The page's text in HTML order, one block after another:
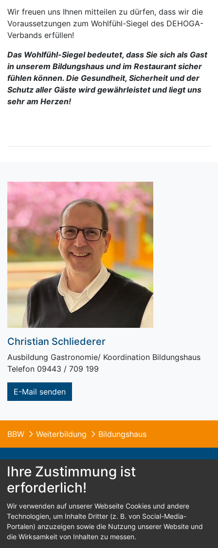
Wir freuen uns Ihnen mitteilen zu dürfen, dass wir die
Voraussetzungen zum Wohlfühl-Siegel des DEHOGA-
Verbands erfüllen!
Das Wohlfühl-Siegel bedeutet, dass Sie sich als Gast
in unserem Bildungshaus und im Restaurant sicher
fühlen können. Die Gesundheit, Sicherheit und der
Schutz aller Gäste wird gewährleistet und liegt uns
sehr am Herzen!
Christian Schliederer
Ausbildung Gastronomie/ Koordination Bildungshaus
Telefon 09443 / 709 199
E-Mail senden
BBW Weiterbildung Bildungshaus
© 2026 B.B.W. St. Franziskus Abensberg
Home Kontakt Impressum
Datenschutz
Barrierefreiheit
Ihre Zustimmung ist
erforderlich!
Wir verwenden auf unserer Webseite Cookies und andere
Technologien, um Inhalte Dritter (z. B. von Social-Media-
Portalen) anzuzeigen sowie die Nutzung unserer Website und
die Wirksamkeit von Inhalten zu messen.